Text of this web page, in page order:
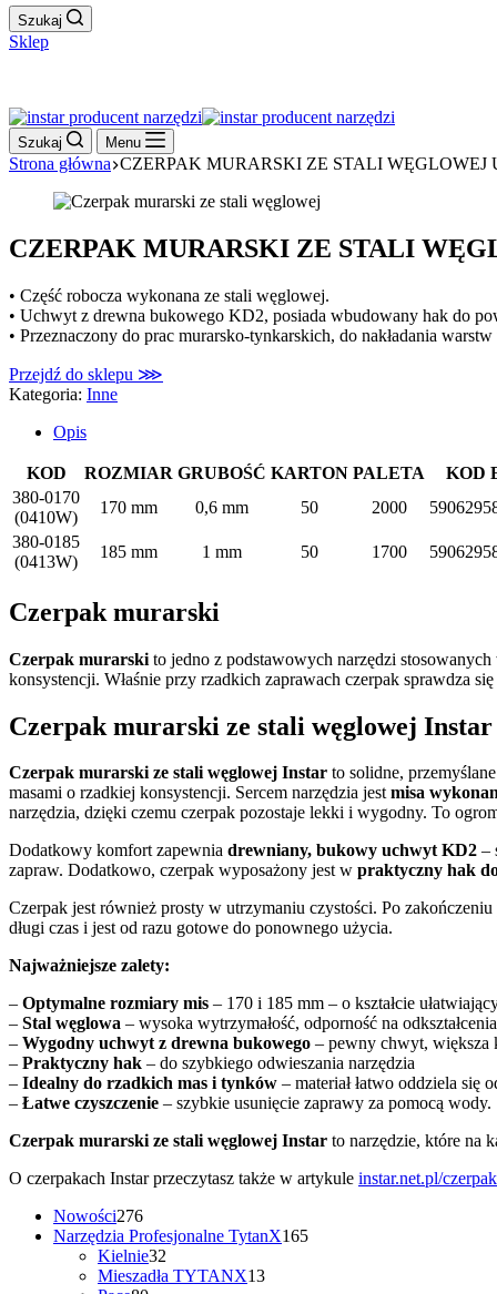
Szukaj
Sklep
Szukaj Menu
Strona główna CZERPAK MURARSKI ZE STALI WĘGLOWEJ
CZERPAK MURARSKI ZE STALI
• Część robocza wykonana ze stali węglowej.
• Uchwyt z drewna bukowego KD2, posiada wbudowany hak do
• Przeznaczony do prac murarsko-tynkarskich, do nakładania
Przejdź do sklepu ⋙
Kategoria: Inne
Opis
KOD ROZMIAR GRUBOŚĆ KARTON PALETA KOD
380-0170
(0410W)
170 mm 0,6 mm 50 2000
380-0185
(0413W)
185 mm 1 mm 50 1700
Czerpak murarski
Czerpak murarski to jedno z podstawowych narzędzi
konsystencji. Właśnie przy rzadkich zaprawach czerpak sprawdza
Czerpak murarski ze stali węglowej Instar
Czerpak murarski ze stali węglowej Instar to solidne,
masami o rzadkiej konsystencji. Sercem narzędzia jestmisa
narzędzia, dzięki czemu czerpak pozostaje lekki i wygodny. To
Dodatkowy komfort zapewnia drewniany, bukowy uchwyt KD2 –
zapraw. Dodatkowo, czerpak wyposażony jest w praktyczny hak
Czerpak jest również prosty w utrzymaniu czystości. Po
długi czas i jest od razu gotowe do ponownego użycia.
Najważniejsze zalety:
– Optymalne rozmiary mis – 170 i 185 mm – o kształcie
– Stal węglowa – wysoka wytrzymałość, odporność na
– Wygodny uchwyt z drewna bukowego – pewny chwyt, większa
– Praktyczny hak – do szybkiego odwieszania narzędzia
– Idealny do rzadkich mas i tynków – materiał łatwo oddziela się
– Łatwe czyszczenie – szybkie usunięcie zaprawy za pomocą wody.
Czerpak murarski ze stali węglowej Instar to narzędzie, które na
O czerpakach Instar przeczytasz także w artykule instar.net.pl/
Nowości276276
produktów
Narzędzia Profesjonalne TytanX165165
Kielnie32
produkty
Mieszadła TYTANX1313